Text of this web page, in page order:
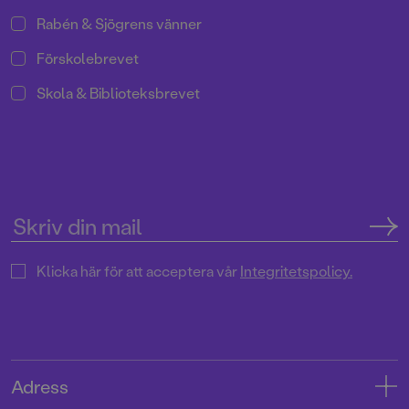
Rabén & Sjögrens vänner
Förskolebrevet
Skola & Biblioteksbrevet
Klicka här för att acceptera vårIntegritetspolicy.
Adress